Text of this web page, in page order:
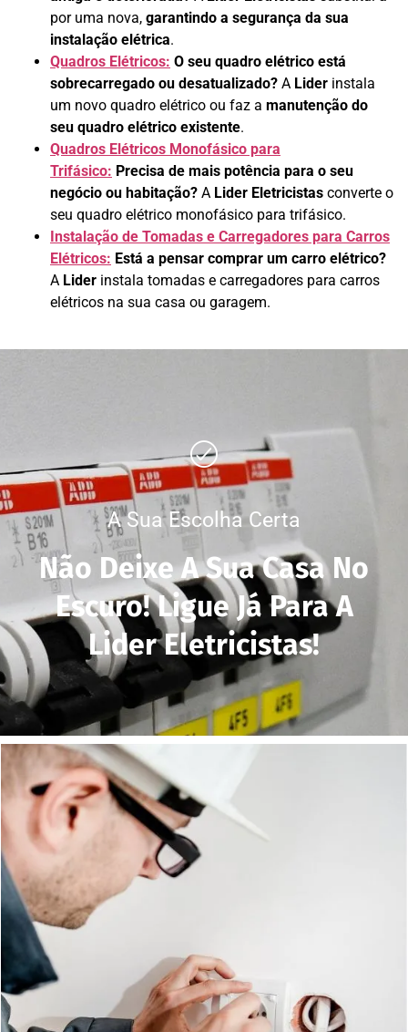
por uma nova, garantindo a segurança da sua
instalação elétrica.
Quadros Elétricos: O seu quadro elétrico está
sobrecarregado ou desatualizado? A Lider instala
um novo quadro elétrico ou faz a manutenção do
seu quadro elétrico existente.
Quadros Elétricos Monofásico para
Trifásico: Precisa de mais potência para o seu
negócio ou habitação? A Lider Eletricistas converte o
seu quadro elétrico monofásico para trifásico.
Instalação de Tomadas e Carregadores para Carros
Elétricos: Está a pensar comprar um carro elétrico?
A Lider instala tomadas e carregadores para carros
elétricos na sua casa ou garagem.
A Sua Escolha Certa
Não Deixe A Sua Casa No
Escuro! Ligue Já Para A
Lider Eletricistas!